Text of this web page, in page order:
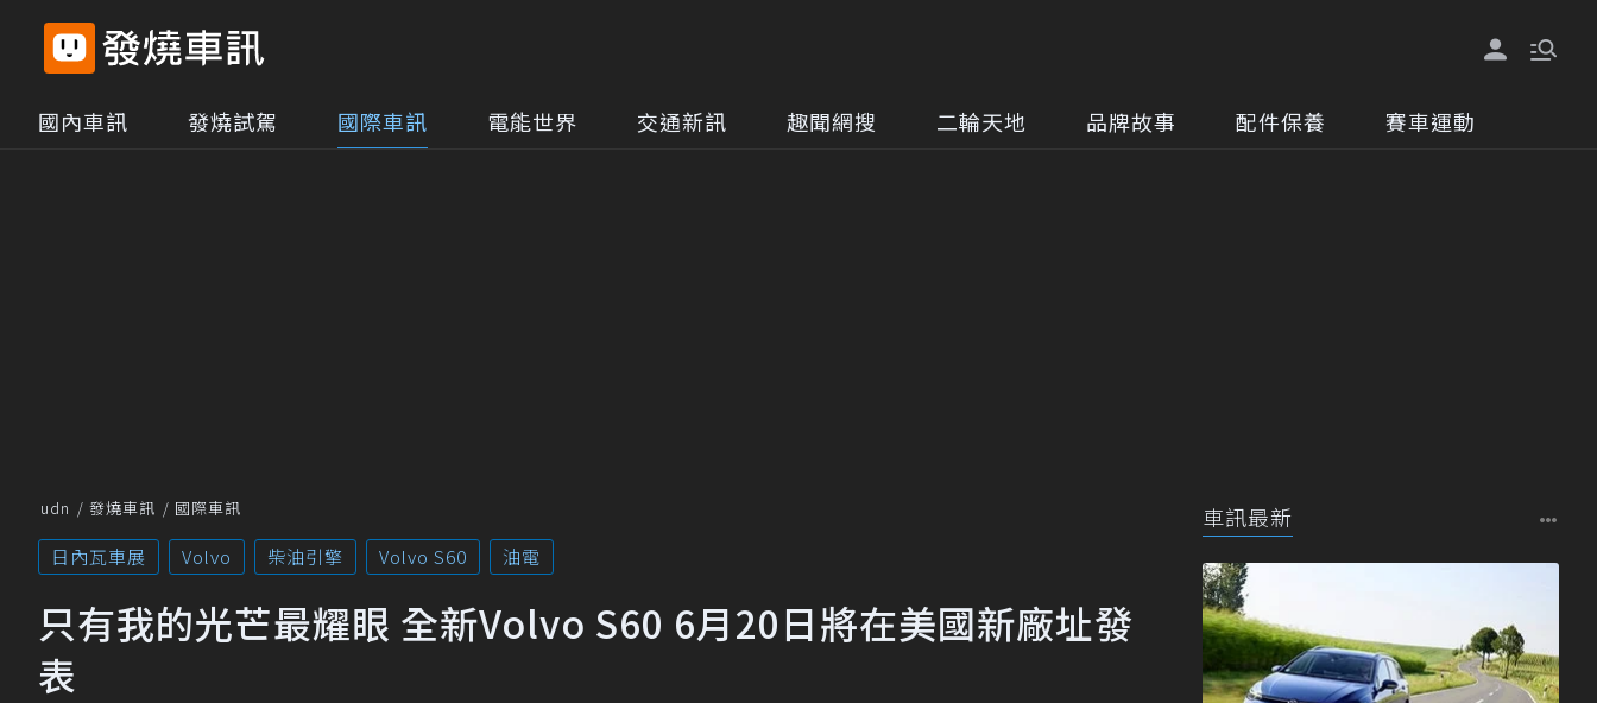
國內車訊 發燒試駕 國際車訊 電能世界 交通新訊 趣聞網搜 二輪天地 品牌故事 配件保養 賽車運動
udn 發燒車訊 國際車訊
日內瓦車展 Volvo 柴油引擎 Volvo S60 油電
只有我的光芒最耀眼 全新Volvo S60 6月20日將在美國新廠址發
表
車訊最新